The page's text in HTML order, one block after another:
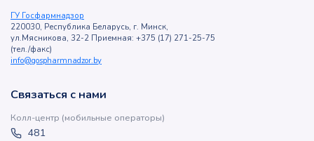
ГУ Госфармнадзор
220030, Республика Беларусь, г. Минск,
ул.Мясникова, 32-2 Приемная: +375 (17) 271-25-75
(тел./факс)
info@gospharmnadzor.by
Связаться с нами
Колл-центр (мобильные операторы)
481